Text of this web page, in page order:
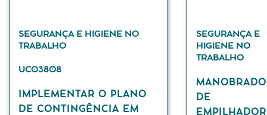
SEGURANÇA E HIGIENE NO
TRABALHO
UC03808
IMPLEMENTAR O PLANO
DE CONTINGÊNCIA EM
SEGURANÇA E
HIGIENE NO
TRABALHO
DE